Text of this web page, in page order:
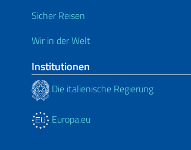
Sicher Reisen
Wir in der Welt
Institutionen
Die italienische Regierung
Europa.eu